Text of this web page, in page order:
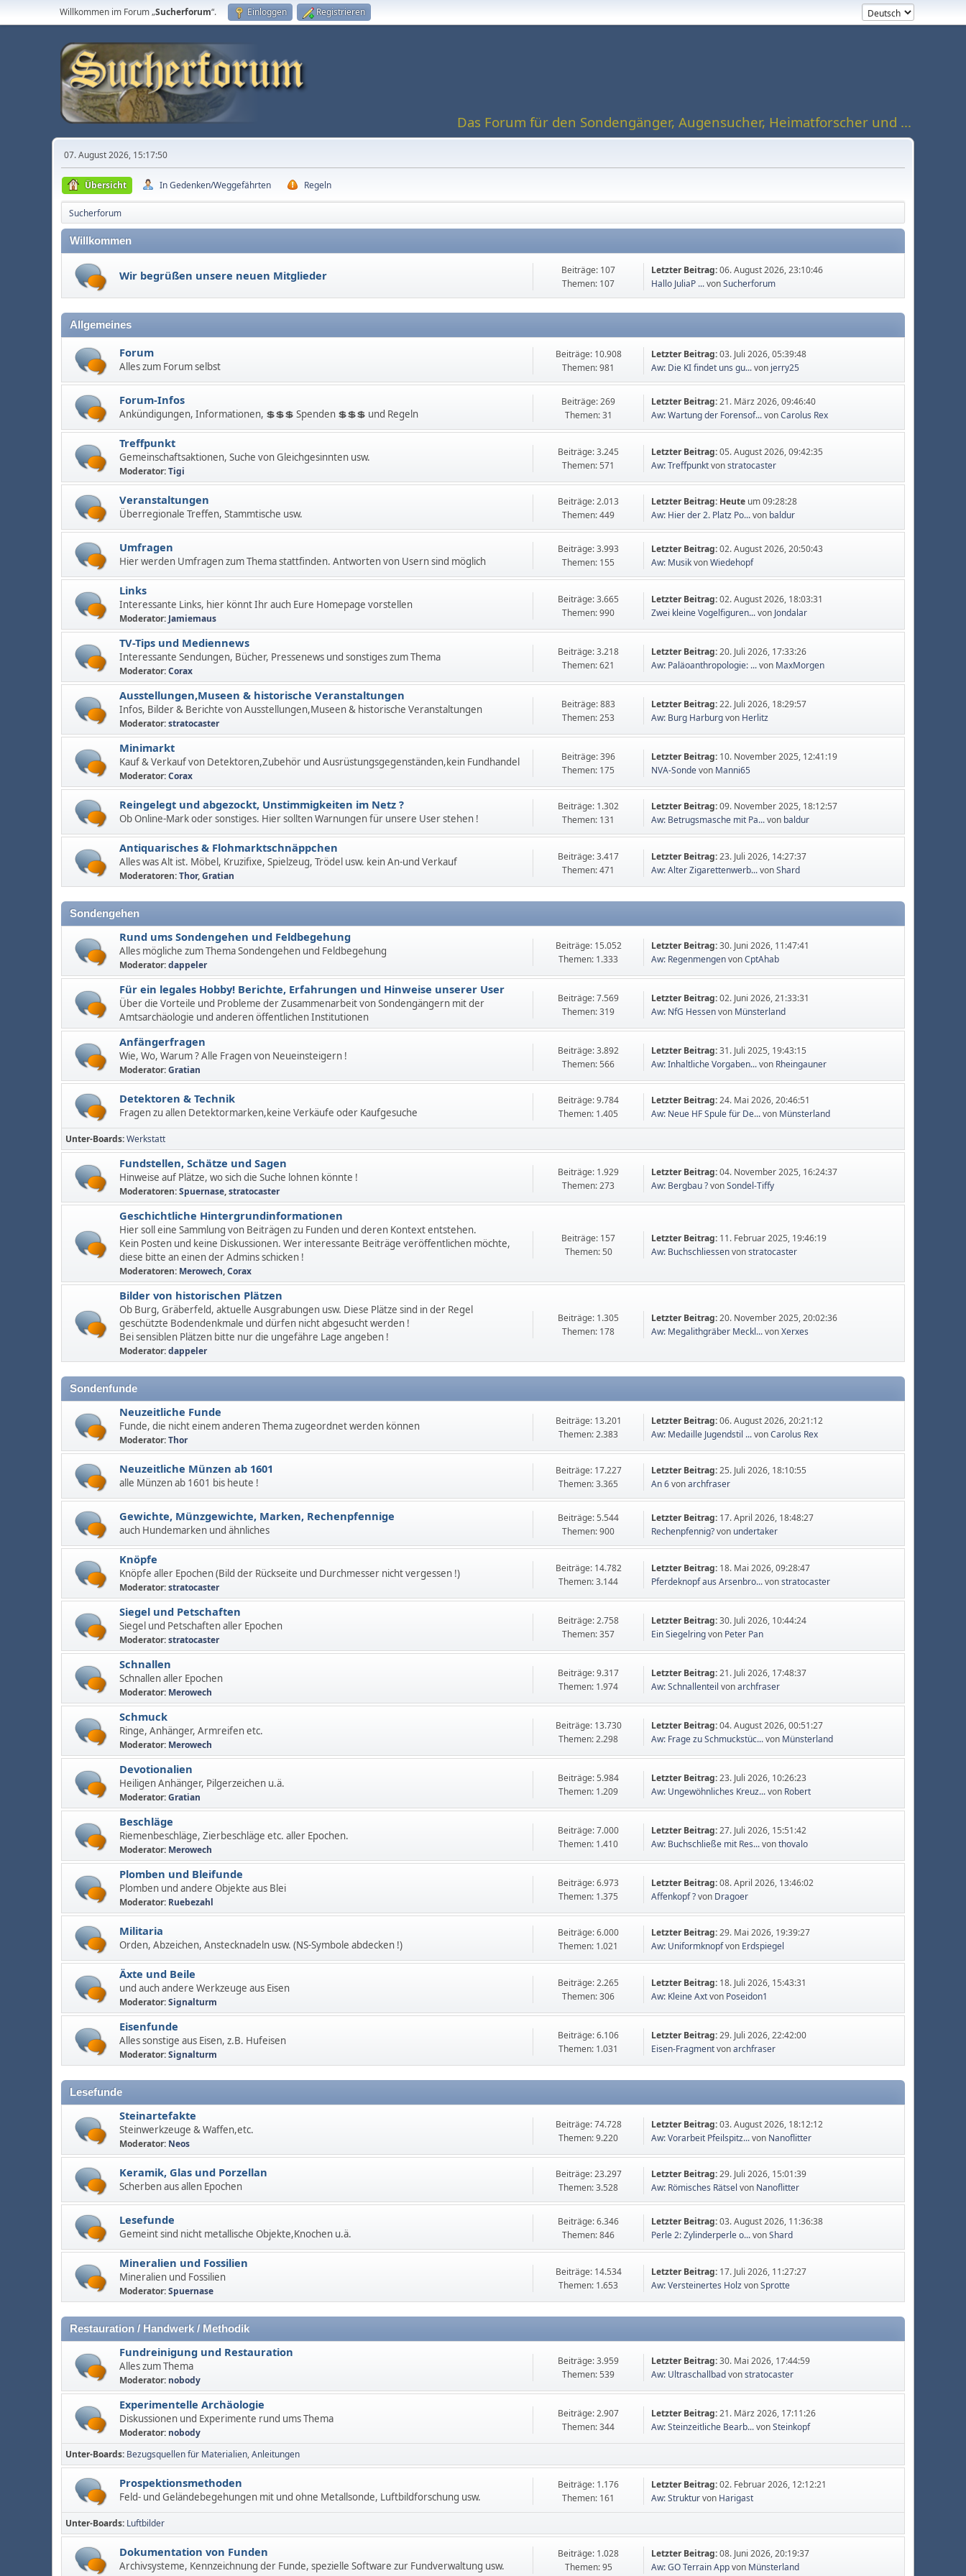
Willkommen im Forum „Sucherforum“. Einloggen Registrieren
Das Forum für den Sondengänger, Augensucher, Heimatforscher und ...
07. August 2026, 15:17:50
Übersicht In Gedenken/Weggefährten Regeln
Sucherforum
Willkommen
Wir begrüßen unsere neuen Mitglieder
Beiträge: 107
Themen: 107
Letzter Beitrag:06. August 2026, 23:10:46
Hallo JuliaP ...vonSucherforum
Allgemeines
Forum
Alles zum Forum selbst
Beiträge: 10.908
Themen: 981
Letzter Beitrag:03. Juli 2026, 05:39:48
Aw: Die KI findet uns gu...von jerry25
Forum-Infos
Ankündigungen, Informationen, 💲💲💲 Spenden 💲💲💲 und Regeln
Beiträge: 269
Themen: 31
Letzter Beitrag:21. März 2026, 09:46:40
Aw: Wartung der Forensof...vonCarolus Rex
Treffpunkt
Gemeinschaftsaktionen, Suche von Gleichgesinnten usw.
Moderator:Tigi
Beiträge: 3.245
Themen: 571
Letzter Beitrag:05. August 2026, 09:42:35
Aw: Treffpunktvonstratocaster
Veranstaltungen
Überregionale Treffen, Stammtische usw.
Beiträge: 2.013
Themen: 449
Letzter Beitrag: Heute um 09:28:28
Aw: Hier der 2. Platz Po...von baldur
Umfragen
Hier werden Umfragen zum Thema stattfinden. Antworten von Usern sind möglich
Beiträge: 3.993
Themen: 155
Letzter Beitrag:02. August 2026, 20:50:43
Aw: MusikvonWiedehopf
Links
Interessante Links, hier könnt Ihr auch Eure Homepage vorstellen
Moderator: Jamiemaus
Beiträge: 3.665
Themen: 990
Letzter Beitrag:02. August 2026, 18:03:31
Zwei kleine Vogelfiguren...von Jondalar
TV-Tips und Mediennews
Interessante Sendungen, Bücher, Pressenews und sonstiges zum Thema
Moderator:Corax
Beiträge: 3.218
Themen: 621
Letzter Beitrag:20. Juli 2026, 17:33:26
Aw: Paläoanthropologie: ...von MaxMorgen
Ausstellungen,Museen & historische Veranstaltungen
Infos, Bilder & Berichte von Ausstellungen,Museen & historische Veranstaltungen
Moderator:stratocaster
Beiträge: 883
Themen: 253
Letzter Beitrag:22. Juli 2026, 18:29:57
Aw: Burg Harburgvon Herlitz
Minimarkt
Kauf & Verkauf von Detektoren,Zubehör und Ausrüstungsgegenständen,kein Fundhandel
Moderator:Corax
Beiträge: 396
Themen: 175
Letzter Beitrag: 10. November 2025, 12:41:19
NVA-Sondevon Manni65
Reingelegt und abgezockt, Unstimmigkeiten im Netz ?
Ob Online-Mark oder sonstiges. Hier sollten Warnungen für unsere User stehen !
Beiträge: 1.302
Themen: 131
Letzter Beitrag:09. November 2025, 18:12:57
Aw: Betrugsmasche mit Pa...von baldur
Antiquarisches & Flohmarktschnäppchen
Alles was Alt ist. Möbel, Kruzifixe, Spielzeug, Trödel usw. kein An-und Verkauf
Moderatoren:Thor,Gratian
Beiträge: 3.417
Themen: 471
Letzter Beitrag:23. Juli 2026, 14:27:37
Aw: Alter Zigarettenwerb...vonShard
Sondengehen
Rund ums Sondengehen und Feldbegehung
Alles mögliche zum Thema Sondengehen und Feldbegehung
Moderator:dappeler
Beiträge: 15.052
Themen: 1.333
Letzter Beitrag:30. Juni 2026, 11:47:41
Aw: RegenmengenvonCptAhab
Für ein legales Hobby! Berichte, Erfahrungen und Hinweise unserer User
Über die Vorteile und Probleme der Zusammenarbeit von Sondengängern mit der
Amtsarchäologie und anderen öffentlichen Institutionen
Beiträge: 7.569
Themen: 319
Letzter Beitrag:02. Juni 2026, 21:33:31
Aw: NfG Hessenvon Münsterland
Anfängerfragen
Wie, Wo, Warum ? Alle Fragen von Neueinsteigern !
Moderator:Gratian
Beiträge: 3.892
Themen: 566
Letzter Beitrag:31. Juli 2025, 19:43:15
Aw: Inhaltliche Vorgaben...von Rheingauner
Detektoren & Technik
Fragen zu allen Detektormarken,keine Verkäufe oder Kaufgesuche
Beiträge: 9.784
Themen: 1.405
Letzter Beitrag:24. Mai 2026, 20:46:51
Aw: Neue HF Spule für De...von Münsterland
Unter-Boards Werkstatt
Fundstellen, Schätze und Sagen
Hinweise auf Plätze, wo sich die Suche lohnen könnte !
Moderatoren:Spuernase,stratocaster
Beiträge: 1.929
Themen: 273
Letzter Beitrag:04. November 2025, 16:24:37
Aw: Bergbau ?vonSondel-Tiffy
Geschichtliche Hintergrundinformationen
Hier soll eine Sammlung von Beiträgen zu Funden und deren Kontext entstehen.
Kein Posten und keine Diskussionen. Wer interessante Beiträge veröffentlichen möchte,
diese bitte an einen der Admins schicken !
Moderatoren: Merowech,Corax
Beiträge: 157
Themen: 50
Letzter Beitrag: 11. Februar 2025, 19:46:19
Aw: Buchschliessenvonstratocaster
Bilder von historischen Plätzen
Ob Burg, Gräberfeld, aktuelle Ausgrabungen usw. Diese Plätze sind in der Regel
geschützte Bodendenkmale und dürfen nicht abgesucht werden !
Bei sensiblen Plätzen bitte nur die ungefähre Lage angeben !
Moderator:dappeler
Beiträge: 1.305
Themen: 178
Letzter Beitrag:20. November 2025, 20:02:36
Aw: Megalithgräber Meckl...vonXerxes
Sondenfunde
Neuzeitliche Funde
Funde, die nicht einem anderen Thema zugeordnet werden können
Moderator:Thor
Beiträge: 13.201
Themen: 2.383
Letzter Beitrag:06. August 2026, 20:21:12
Aw: Medaille Jugendstil ...vonCarolus Rex
Neuzeitliche Münzen ab 1601
alle Münzen ab 1601 bis heute !
Beiträge: 17.227
Themen: 3.365
Letzter Beitrag:25. Juli 2026, 18:10:55
An 6vonarchfraser
Gewichte, Münzgewichte, Marken, Rechenpfennige
auch Hundemarken und ähnliches
Beiträge: 5.544
Themen: 900
Letzter Beitrag: 17. April 2026, 18:48:27
Rechenpfennig?von undertaker
Knöpfe
Knöpfe aller Epochen (Bild der Rückseite und Durchmesser nicht vergessen !)
Moderator:stratocaster
Beiträge: 14.782
Themen: 3.144
Letzter Beitrag: 18. Mai 2026, 09:28:47
Pferdeknopf aus Arsenbro...vonstratocaster
Siegel und Petschaften
Siegel und Petschaften aller Epochen
Moderator:stratocaster
Beiträge: 2.758
Themen: 357
Letzter Beitrag:30. Juli 2026, 10:44:24
Ein Siegelringvon Peter Pan
Schnallen
Schnallen aller Epochen
Moderator: Merowech
Beiträge: 9.317
Themen: 1.974
Letzter Beitrag:21. Juli 2026, 17:48:37
Aw: Schnallenteil vonarchfraser
Schmuck
Ringe, Anhänger, Armreifen etc.
Moderator: Merowech
Beiträge: 13.730
Themen: 2.298
Letzter Beitrag:04. August 2026, 00:51:27
Aw: Frage zu Schmuckstüc...von Münsterland
Devotionalien
Heiligen Anhänger, Pilgerzeichen u.ä.
Moderator:Gratian
Beiträge: 5.984
Themen: 1.209
Letzter Beitrag:23. Juli 2026, 10:26:23
Aw: Ungewöhnliches Kreuz...von Robert
Beschläge
Riemenbeschläge, Zierbeschläge etc. aller Epochen.
Moderator: Merowech
Beiträge: 7.000
Themen: 1.410
Letzter Beitrag:27. Juli 2026, 15:51:42
Aw: Buchschließe mit Res...vonthovalo
Plomben und Bleifunde
Plomben und andere Objekte aus Blei
Moderator: Ruebezahl
Beiträge: 6.973
Themen: 1.375
Letzter Beitrag:08. April 2026, 13:46:02
Affenkopf ?von Dragoer
Militaria
Orden, Abzeichen, Anstecknadeln usw. (NS-Symbole abdecken !)
Beiträge: 6.000
Themen: 1.021
Letzter Beitrag:29. Mai 2026, 19:39:27
Aw: Uniformknopfvon Erdspiegel
Äxte und Beile
und auch andere Werkzeuge aus Eisen
Moderator:Signalturm
Beiträge: 2.265
Themen: 306
Letzter Beitrag: 18. Juli 2026, 15:43:31
Aw: Kleine Axtvon Poseidon1
Eisenfunde
Alles sonstige aus Eisen, z.B. Hufeisen
Moderator:Signalturm
Beiträge: 6.106
Themen: 1.031
Letzter Beitrag:29. Juli 2026, 22:42:00
Eisen-Fragmentvonarchfraser
Lesefunde
Steinartefakte
Steinwerkzeuge & Waffen,etc.
Moderator: Neos
Beiträge: 74.728
Themen: 9.220
Letzter Beitrag:03. August 2026, 18:12:12
Aw: Vorarbeit Pfeilspitz...von Nanoflitter
Keramik, Glas und Porzellan
Scherben aus allen Epochen
Beiträge: 23.297
Themen: 3.528
Letzter Beitrag:29. Juli 2026, 15:01:39
Aw: Römisches Rätsel von Nanoflitter
Lesefunde
Gemeint sind nicht metallische Objekte,Knochen u.ä.
Beiträge: 6.346
Themen: 846
Letzter Beitrag:03. August 2026, 11:36:38
Perle 2: Zylinderperle o...vonShard
Mineralien und Fossilien
Mineralien und Fossilien
Moderator:Spuernase
Beiträge: 14.534
Themen: 1.653
Letzter Beitrag: 17. Juli 2026, 11:27:27
Aw: Versteinertes HolzvonSprotte
Restauration / Handwerk / Methodik
Fundreinigung und Restauration
Alles zum Thema
Moderator: nobody
Beiträge: 3.959
Themen: 539
Letzter Beitrag:30. Mai 2026, 17:44:59
Aw: Ultraschallbadvonstratocaster
Experimentelle Archäologie
Diskussionen und Experimente rund ums Thema
Moderator: nobody
Beiträge: 2.907
Themen: 344
Letzter Beitrag:21. März 2026, 17:11:26
Aw: Steinzeitliche Bearb...vonSteinkopf
Unter-Boards Bezugsquellen für Materialien Anleitungen
Prospektionsmethoden
Feld- und Geländebegehungen mit und ohne Metallsonde, Luftbildforschung usw.
Beiträge: 1.176
Themen: 161
Letzter Beitrag:02. Februar 2026, 12:12:21
Aw: Strukturvon Harigast
Unter-Boards Luftbilder
Dokumentation von Funden
Archivsysteme, Kennzeichnung der Funde, spezielle Software zur Fundverwaltung usw.
Beiträge: 1.028
Themen: 95
Letzter Beitrag:08. Juni 2026, 20:19:37
Aw: GO Terrain Appvon Münsterland